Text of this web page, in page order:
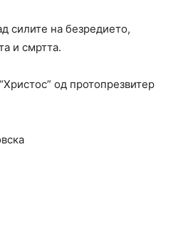
силите на безредието,
и смртта.
од протопрезвитер